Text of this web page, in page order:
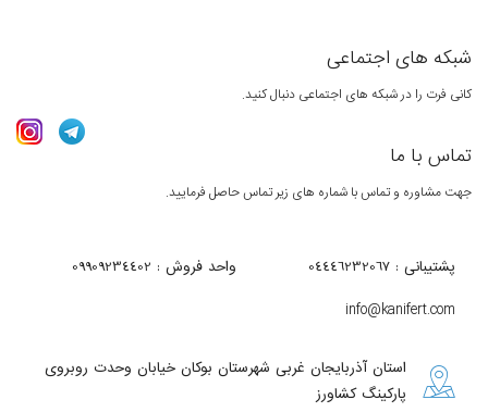
شبکه های اجتماعی
کانی فرت را در شبکه های اجتماعی دنبال کنید.
تماس با ما
جهت مشاوره و تماس با شماره های زیر تماس حاصل فرمایید.
پشتیبانی : 04446232067 واحد فروش : 09909234402
info@kanifert.com
استان آذربایجان غربی شهرستان بوکان خیابان وحدت روبروی
پارکینگ کشاورز